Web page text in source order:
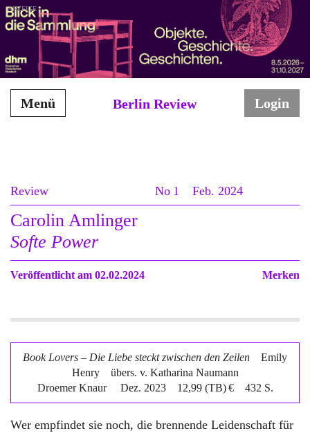
ANZEIGE
Berlin Review
Menü Login
Review No 1 Feb. 2024
Carolin Amlinger
Softe Power
Veröffentlicht am 02.02.2024 Merken
Book Lovers – Die Liebe steckt zwischen den Zeilen
Emily
Henry
übers. v. Katharina Naumann
Droemer Knaur
Dez. 2023 12,99 (TB) € 432 S.
Wer empfindet sie noch, die brennende Leidenschaft für